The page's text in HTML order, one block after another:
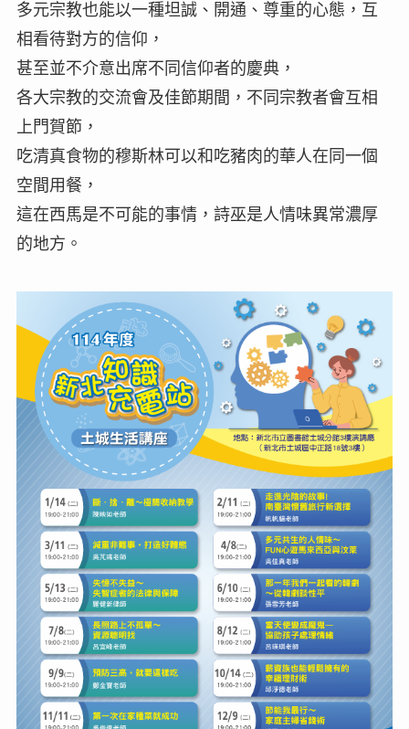
多元宗教也能以一種坦誠、開通、尊重的心態，互
相看待對方的信仰，
甚至並不介意出席不同信仰者的慶典，
各大宗教的交流會及佳節期間，不同宗教者會互相
上門賀節，
吃清真食物的穆斯林可以和吃豬肉的華人在同一個
空間用餐，
這在西馬是不可能的事情，詩巫是人情味異常濃厚
的地方。